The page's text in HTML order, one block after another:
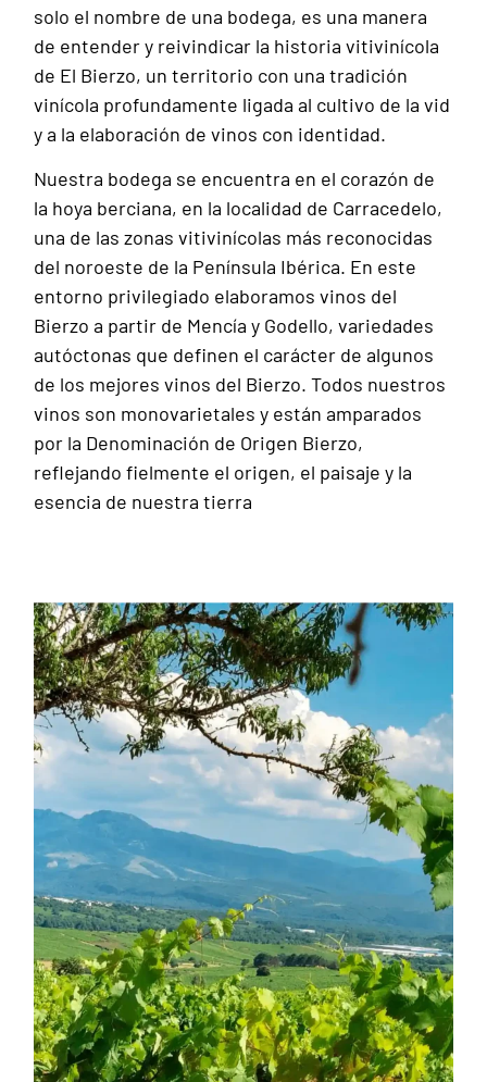
solo el nombre de una bodega, es una manera
de entender y reivindicar la historia vitivinícola
de El Bierzo, un territorio con una tradición
vinícola profundamente ligada al cultivo de la vid
y a la elaboración de vinos con identidad.
Nuestra bodega se encuentra en el corazón de
la hoya berciana, en la localidad de Carracedelo,
una de las zonas vitivinícolas más reconocidas
del noroeste de la Península Ibérica. En este
entorno privilegiado elaboramos vinos del
Bierzo a partir de Mencía y Godello, variedades
autóctonas que definen el carácter de algunos
de los mejores vinos del Bierzo. Todos nuestros
vinos son monovarietales y están amparados
por la Denominación de Origen Bierzo,
reflejando fielmente el origen, el paisaje y la
esencia de nuestra tierra
Nuestra bodega Ver video